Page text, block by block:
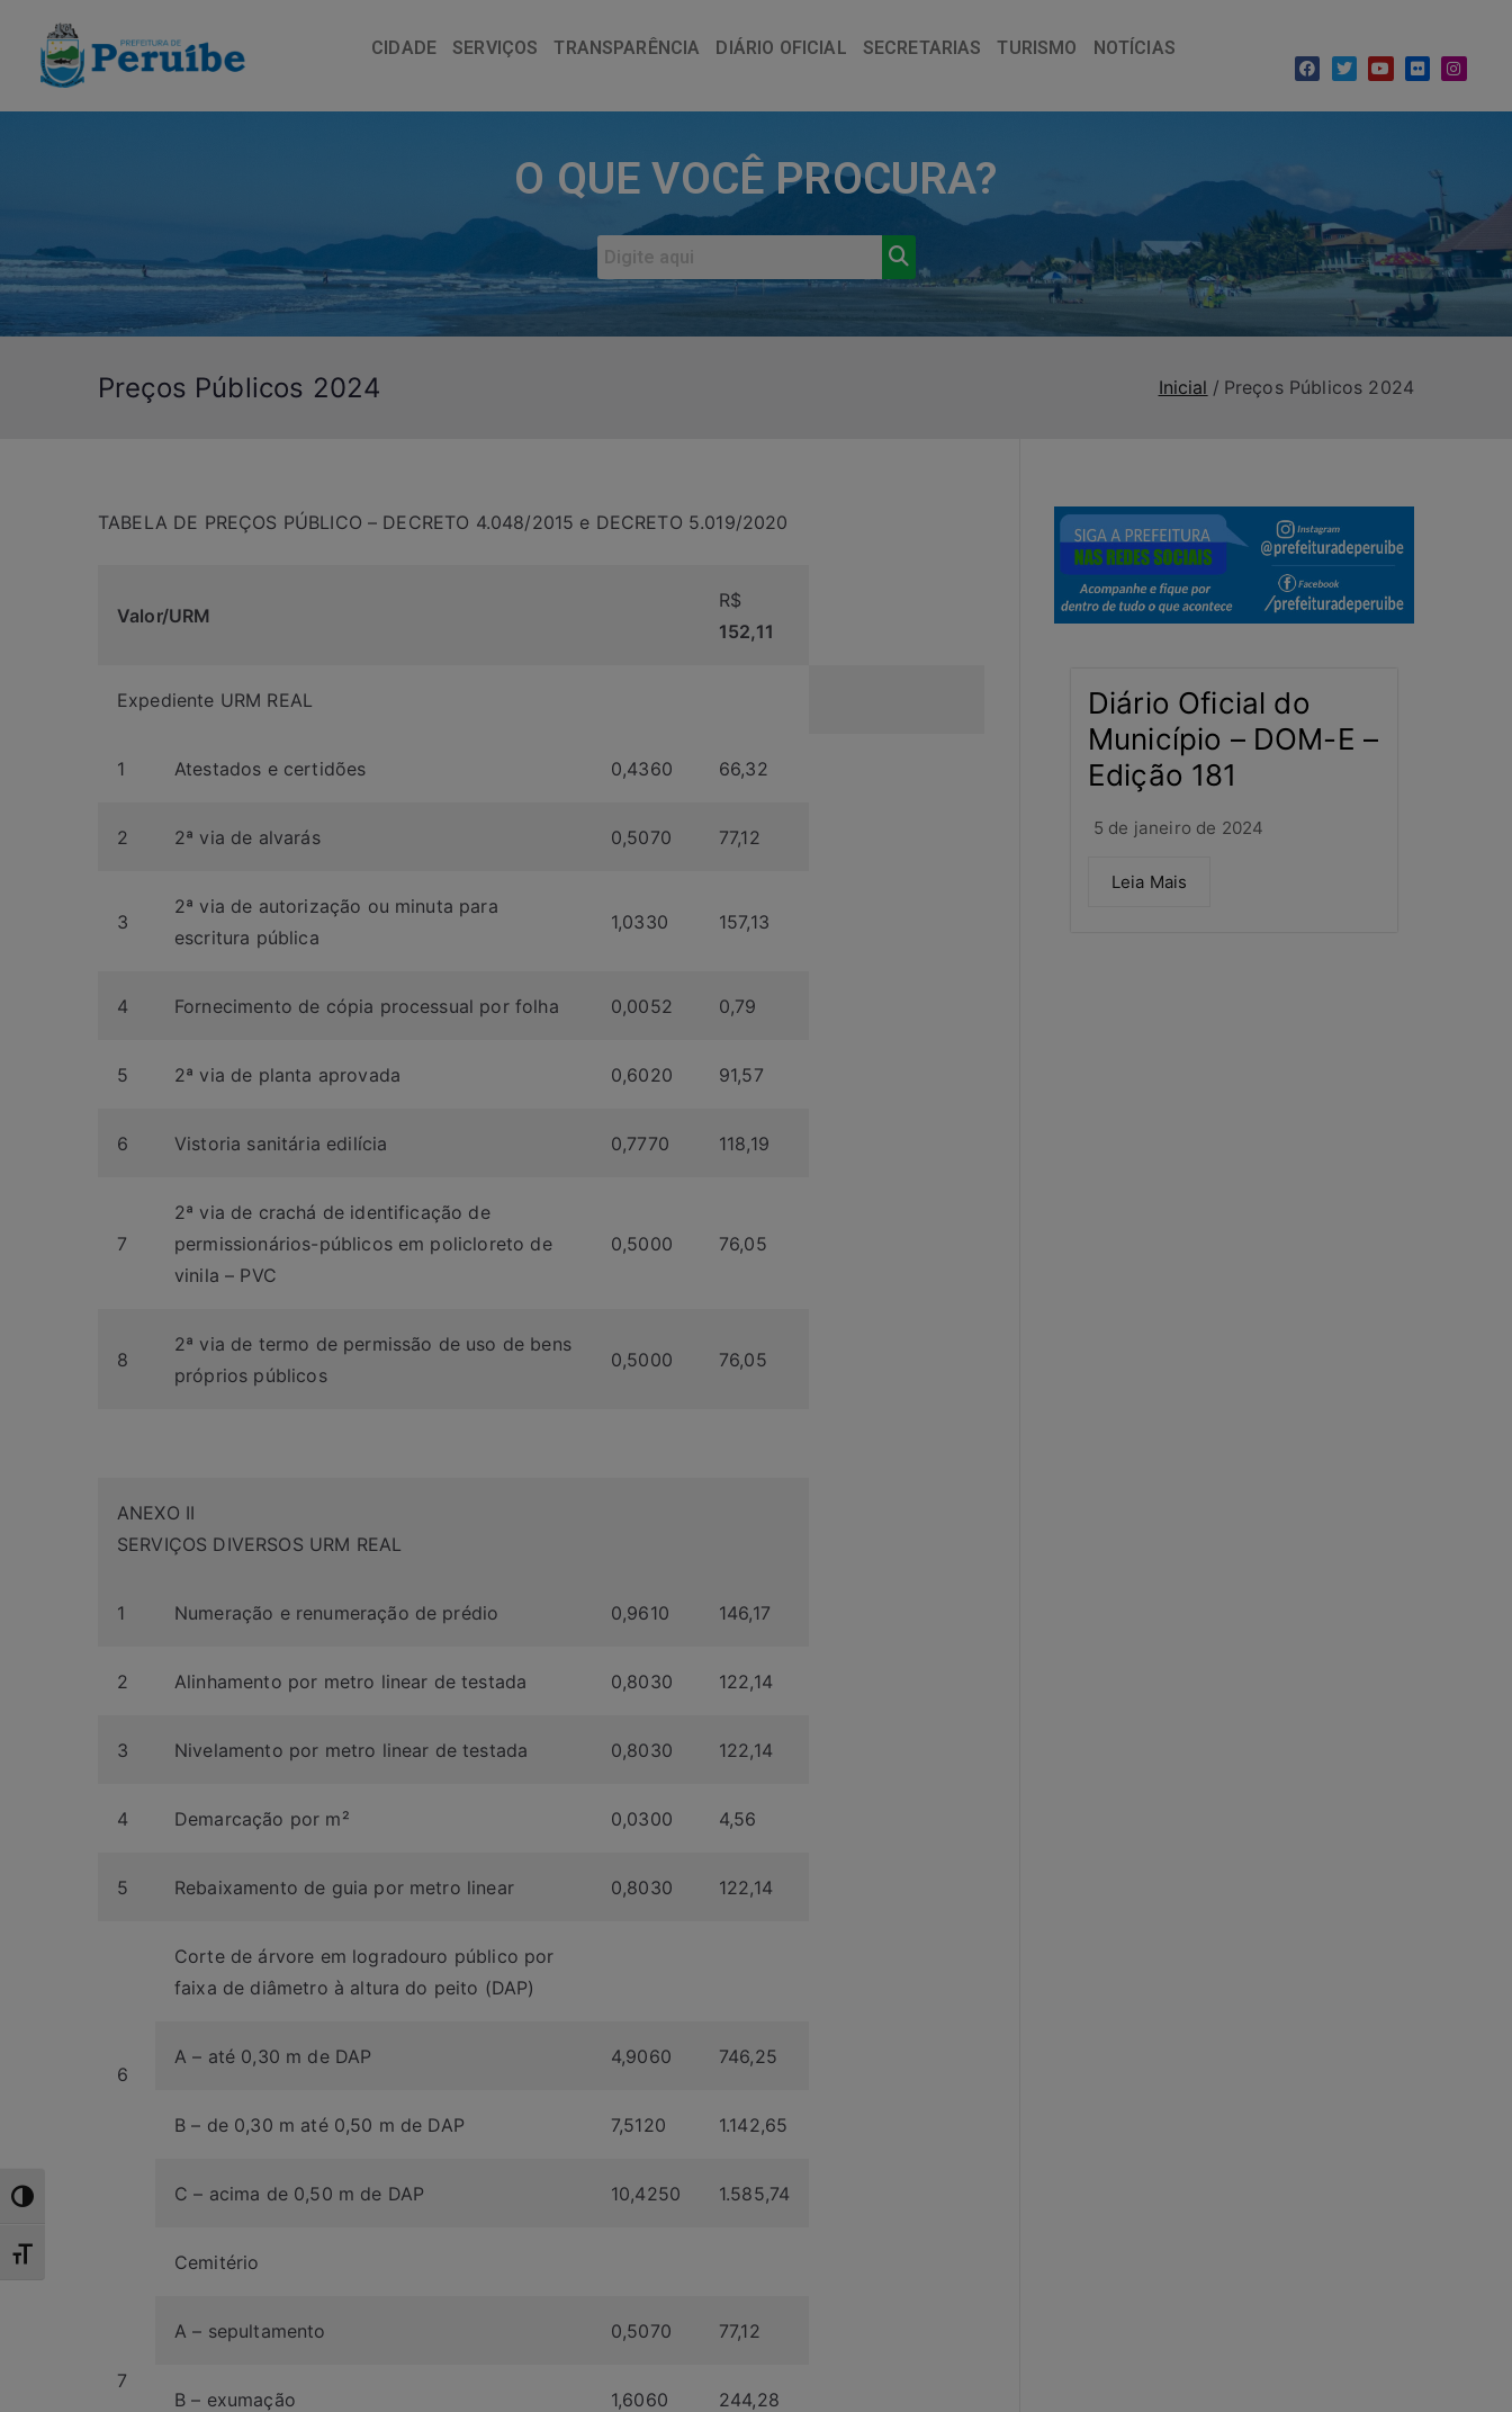
Toggle High Contrast
Toggle Font size
CIDADE SERVIÇOS TRANSPARÊNCIA DIÁRIO OFICIAL SECRETARIAS TURISMO NOTÍCIAS
O QUE VOCÊ PROCURA?
Preços Públicos 2024 Inicial Preços Públicos 2024
TABELA DE PREÇOS PÚBLICO – DECRETO 4.048/2015 e DECRETO 5.019/2020
Valor/URM
R$
152,11
Expediente URM REAL
1 Atestados e certidões 0,4360 66,32
2 2ª via de alvarás 0,5070 77,12
3
2ª via de autorização ou minuta para
escritura pública
1,0330 157,13
4 Fornecimento de cópia processual por folha 0,0052 0,79
5 2ª via de planta aprovada 0,6020 91,57
6 Vistoria sanitária edilícia 0,7770 118,19
7
2ª via de crachá de identificação de
permissionários-públicos em policloreto de
vinila – PVC
0,5000 76,05
8
2ª via de termo de permissão de uso de bens
próprios públicos
0,5000 76,05
ANEXO II
SERVIÇOS DIVERSOS URM REAL
1 Numeração e renumeração de prédio 0,9610 146,17
2 Alinhamento por metro linear de testada 0,8030 122,14
3 Nivelamento por metro linear de testada 0,8030 122,14
4 Demarcação por m² 0,0300 4,56
5 Rebaixamento de guia por metro linear 0,8030 122,14
6
Corte de árvore em logradouro público por
faixa de diâmetro à altura do peito (DAP)
A – até 0,30 m de DAP 4,9060 746,25
B – de 0,30 m até 0,50 m de DAP 7,5120 1.142,65
C – acima de 0,50 m de DAP 10,4250 1.585,74
7
Cemitério
A – sepultamento 0,5070 77,12
B – exumação 1,6060 244,28
Diário Oficial do
Município – DOM-E –
Edição 181
5 de janeiro de 2024
Leia Mais